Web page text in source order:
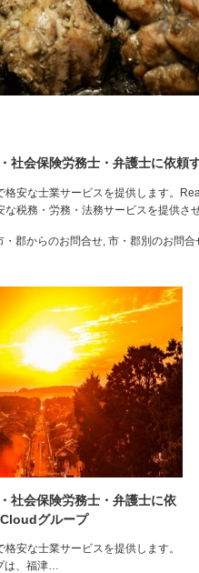
社会保険労務士・弁護士に依
格安な士業サービスを提供します。
な税務・労務・法務サービスを提供
・郡からのお問合せ, 市・郡別のお問合
社会保険労務士・弁護士に依
グループ
安な士業サービスを提供します。
は、福津…